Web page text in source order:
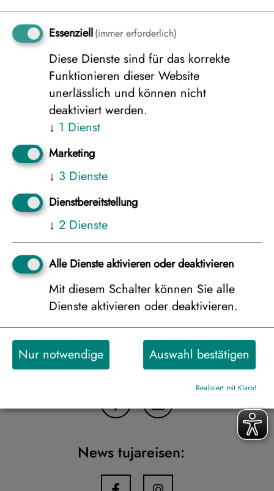
Doppelzimmer, Seeseite, 2er Belegung
Seeseite
Weitere Unterkünfte anzeigen
Zurück
weiter zur
Buchungsanfrage
Diese Reise empfehlen:
News tujareisen:
Essenziell(immer erforderlich)
Diese Dienste sind für das korrekte
Funktionieren dieser Website
unerlässlich und können nicht
deaktiviert werden.
↓ 1 Dienst
Marketing
↓ 3 Dienste
Dienstbereitstellung
↓ 2 Dienste
Alle Dienste aktivieren oder deaktivieren
Mit diesem Schalter können Sie alle
Dienste aktivieren oder deaktivieren.
Nur notwendige Auswahl bestätigen
Realisiert mit Klaro!